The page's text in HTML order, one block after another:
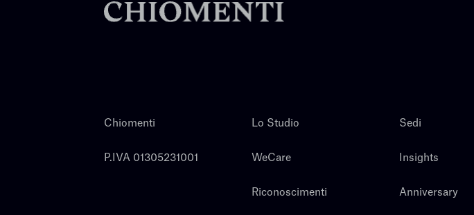
Chiomenti
P.IVA 01305231001
Lo Studio
WeCare
Riconoscimenti
Sedi
Insights
Anniversary